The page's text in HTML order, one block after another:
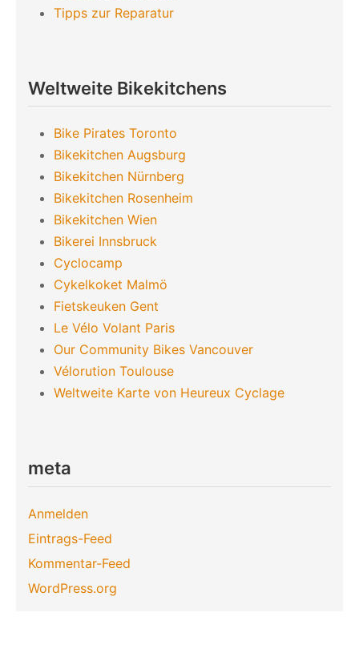
Tipps zur Reparatur
Weltweite Bikekitchens
Bike Pirates Toronto
Bikekitchen Augsburg
Bikekitchen Nürnberg
Bikekitchen Rosenheim
Bikekitchen Wien
Bikerei Innsbruck
Cyclocamp
Cykelkoket Malmö
Fietskeuken Gent
Le Vélo Volant Paris
Our Community Bikes Vancouver
Vélorution Toulouse
Weltweite Karte von Heureux Cyclage
meta
Anmelden
Eintrags-Feed
Kommentar-Feed
WordPress.org